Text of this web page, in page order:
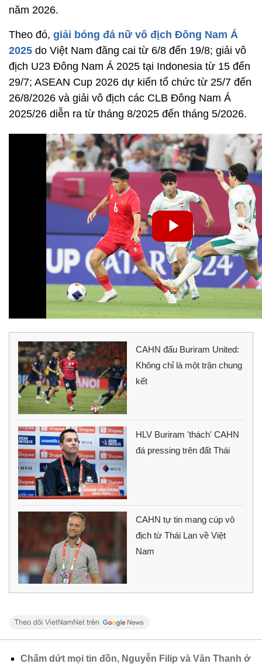
năm 2026.
Theo đó, giải bóng đá nữ vô địch Đông Nam Á
2025 do Việt Nam đăng cai từ 6/8 đến 19/8; giải vô
địch U23 Đông Nam Á 2025 tại Indonesia từ 15 đến
29/7; ASEAN Cup 2026 dự kiến tổ chức từ 25/7 đến
26/8/2026 và giải vô địch các CLB Đông Nam Á
2025/26 diễn ra từ tháng 8/2025 đến tháng 5/2026.
CAHN đấu Buriram United:
Không chỉ là một trận chung
kết
HLV Buriram 'thách' CAHN
đá pressing trên đất Thái
CAHN tự tin mang cúp vô
địch từ Thái Lan về Việt
Nam
Chấm dứt mọi tin đồn, Nguyễn Filip và Văn Thanh ở